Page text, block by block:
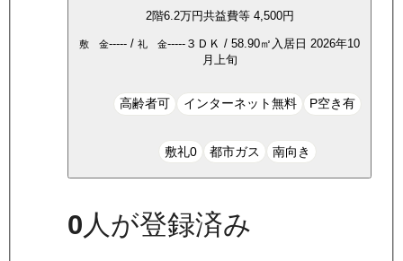
2階6.2万円共益費等 4,500円
敷 金----- / 礼 金----- ３ＤＫ / 58.90㎡ 入居日 2026年10
月上旬
高齢者可 インターネット無料 P空き有
敷礼0 都市ガス 南向き
0 人が登録済み